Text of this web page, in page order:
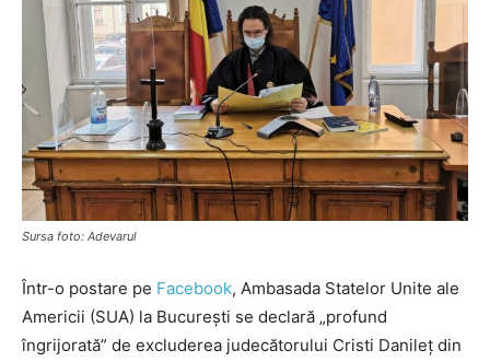
Sursa foto: Adevarul
Într-o postare pe Facebook, Ambasada Statelor Unite ale
Americii (SUA) la București se declară „profund
îngrijorată” de excluderea judecătorului Cristi Danileț din